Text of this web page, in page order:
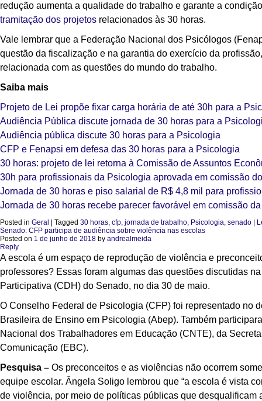
redução aumenta a qualidade do trabalho e garante a
tramitação dos projetos relacionados às 30 horas.
Vale lembrar que a Federação Nacional dos Psicólogos
questão da fiscalização e na garantia do exercício da
relacionada com as questões do mundo do trabalho.
Saiba mais
Projeto de Lei propõe fixar carga horária de até 30h para a
Audiência Pública discute jornada de 30 horas para a
Audiência pública discute 30 horas para a Psicologia
CFP e Fenapsi em defesa das 30 horas para a Psicologia
30 horas: projeto de lei retorna à Comissão de Assuntos
30h para profissionais da Psicologia aprovada em comissão
Jornada de 30 horas e piso salarial de R$ 4,8 mil para
Jornada de 30 horas recebe parecer favorável em comissão
Posted in Geral Tagged 30 horas, cfp, jornada de trabalho, Psicologia, senado
Senado: CFP participa de audiência sobre violência nas escolas
Posted on 1 de junho de 2018 by andrealmeida
Reply
A escola é um espaço de reprodução de violência e
professores? Essas foram algumas das questões discutidas
Participativa (CDH) do Senado, no dia 30 de maio.
O Conselho Federal de Psicologia (CFP) foi representado no
Brasileira de Ensino em Psicologia (Abep). Também
Nacional dos Trabalhadores em Educação (CNTE), da
Comunicação (EBC).
Pesquisa – Os preconceitos e as violências não ocorrem
equipe escolar. Ângela Soligo lembrou que “a escola é vista
de violência, por meio de políticas públicas que desqualificam